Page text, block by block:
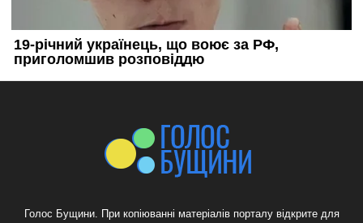
Голос Бущини. При копіюванні матеріалів порталу відкрите для